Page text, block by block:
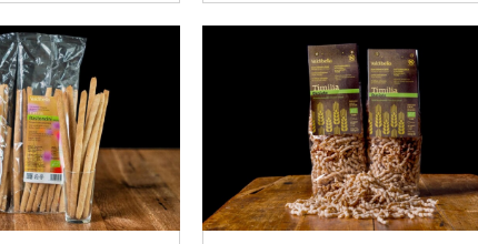
Frische
Post
Mango
«Osteen»
erfahren